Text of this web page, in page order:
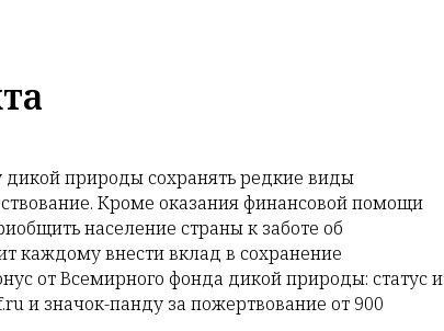
природы сохранять редкие виды
Кроме оказания финансовой помощи
население страны к заботе об
каждому внести вклад в сохранение
от Всемирного фонда дикой природы: статус и
и значок-панду за пожертвование от 900